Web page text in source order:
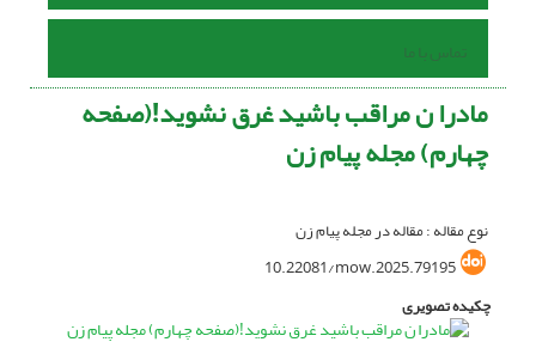
تماس با ما
مادرا ن مراقب باشید غرق نشوید!(صفحه
چهارم) مجله پیام زن
نوع مقاله : مقاله در مجله پیام زن
10.22081/mow.2025.79195
چکیده تصویری